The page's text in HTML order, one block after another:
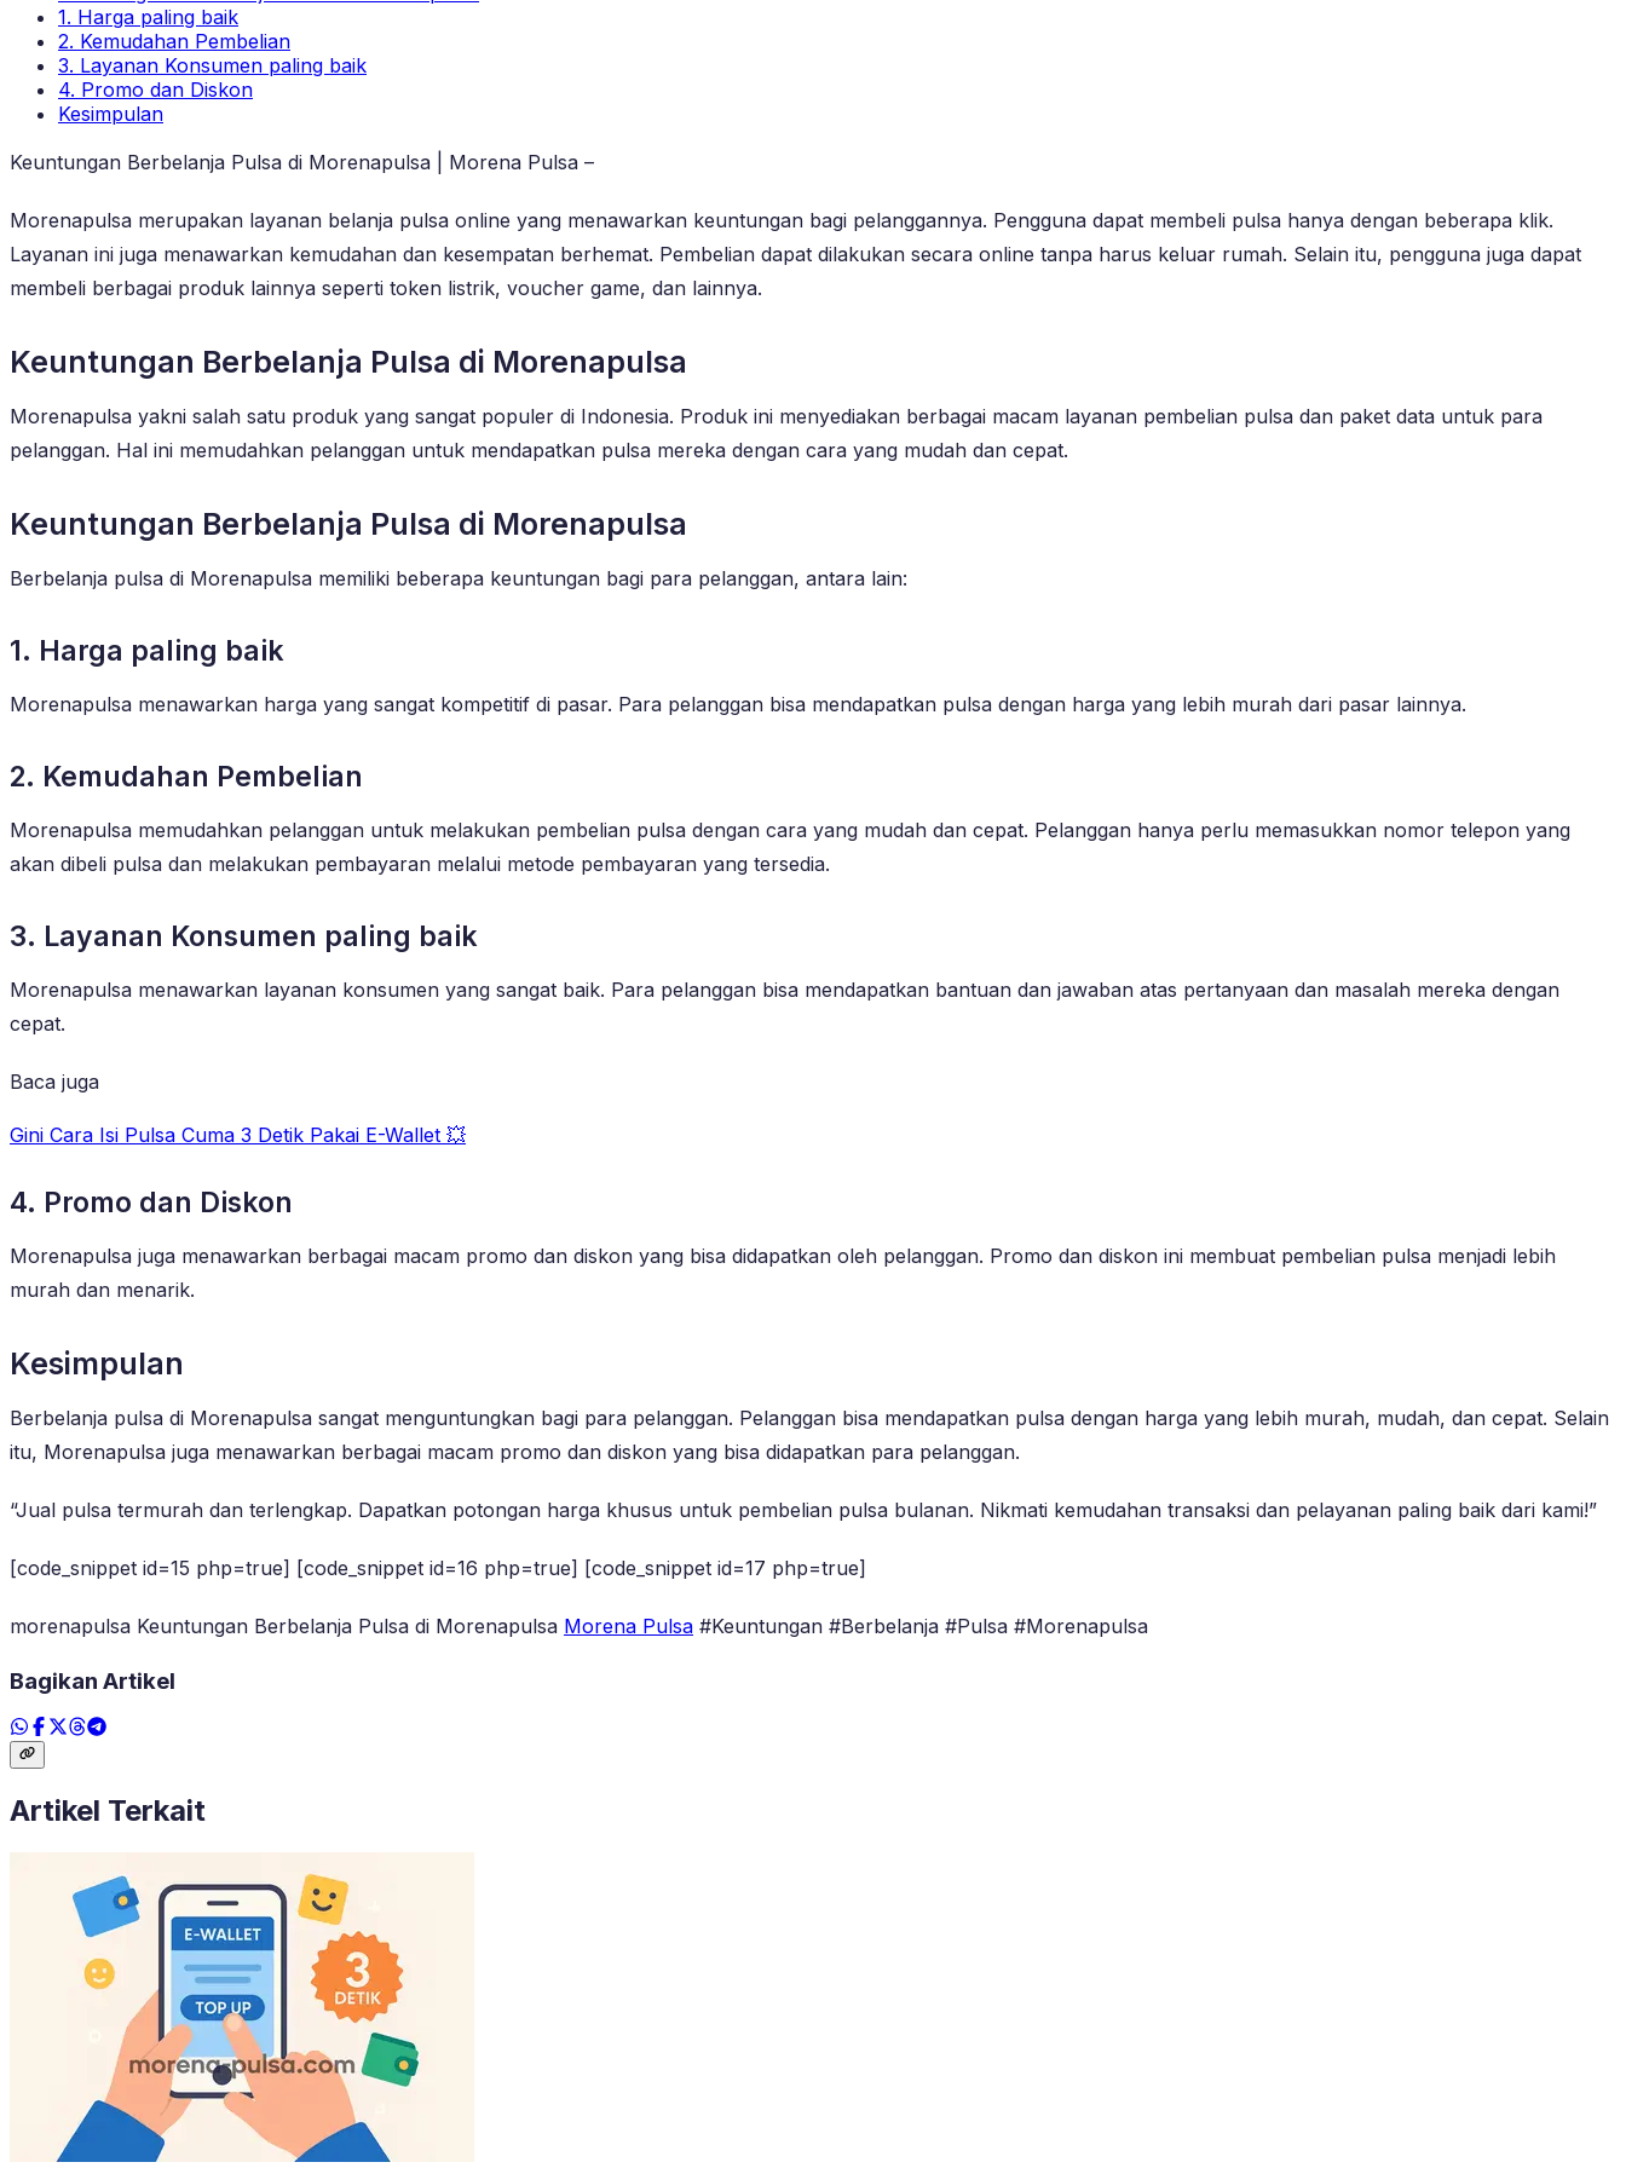
1. Harga paling baik
2. Kemudahan Pembelian
3. Layanan Konsumen paling baik
4. Promo dan Diskon
Kesimpulan
Keuntungan Berbelanja Pulsa di Morenapulsa | Morena Pulsa –
Morenapulsa merupakan layanan belanja pulsa online yang menawarkan keuntungan bagi pelanggannya. Pengguna dapat membeli pulsa hanya dengan beberapa klik.
Layanan ini juga menawarkan kemudahan dan kesempatan berhemat. Pembelian dapat dilakukan secara online tanpa harus keluar rumah. Selain itu, pengguna juga dapat
membeli berbagai produk lainnya seperti token listrik, voucher game, dan lainnya.
Keuntungan Berbelanja Pulsa di Morenapulsa
Morenapulsa yakni salah satu produk yang sangat populer di Indonesia. Produk ini menyediakan berbagai macam layanan pembelian pulsa dan paket data untuk para
pelanggan. Hal ini memudahkan pelanggan untuk mendapatkan pulsa mereka dengan cara yang mudah dan cepat.
Keuntungan Berbelanja Pulsa di Morenapulsa
Berbelanja pulsa di Morenapulsa memiliki beberapa keuntungan bagi para pelanggan, antara lain:
1. Harga paling baik
Morenapulsa menawarkan harga yang sangat kompetitif di pasar. Para pelanggan bisa mendapatkan pulsa dengan harga yang lebih murah dari pasar lainnya.
2. Kemudahan Pembelian
Morenapulsa memudahkan pelanggan untuk melakukan pembelian pulsa dengan cara yang mudah dan cepat. Pelanggan hanya perlu memasukkan nomor telepon yang
akan dibeli pulsa dan melakukan pembayaran melalui metode pembayaran yang tersedia.
3. Layanan Konsumen paling baik
Morenapulsa menawarkan layanan konsumen yang sangat baik. Para pelanggan bisa mendapatkan bantuan dan jawaban atas pertanyaan dan masalah mereka dengan
cepat.
Baca juga
Gini Cara Isi Pulsa Cuma 3 Detik Pakai E-Wallet 💥
4. Promo dan Diskon
Morenapulsa juga menawarkan berbagai macam promo dan diskon yang bisa didapatkan oleh pelanggan. Promo dan diskon ini membuat pembelian pulsa menjadi lebih
murah dan menarik.
Kesimpulan
Berbelanja pulsa di Morenapulsa sangat menguntungkan bagi para pelanggan. Pelanggan bisa mendapatkan pulsa dengan harga yang lebih murah, mudah, dan cepat. Selain
itu, Morenapulsa juga menawarkan berbagai macam promo dan diskon yang bisa didapatkan para pelanggan.
“Jual pulsa termurah dan terlengkap. Dapatkan potongan harga khusus untuk pembelian pulsa bulanan. Nikmati kemudahan transaksi dan pelayanan paling baik dari kami!”
[code_snippet id=15 php=true] [code_snippet id=16 php=true] [code_snippet id=17 php=true]
morenapulsa Keuntungan Berbelanja Pulsa di Morenapulsa Morena Pulsa #Keuntungan #Berbelanja #Pulsa #Morenapulsa
Bagikan Artikel
Artikel Terkait